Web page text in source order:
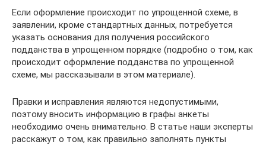
Если оформление происходит по упрощенной схеме, в
заявлении, кроме стандартных данных, потребуется
указать основания для получения российского
подданства в упрощенном порядке (подробно о том, как
происходит оформление подданства по упрощенной
схеме, мы рассказывали в этом материале).
Правки и исправления являются недопустимыми,
поэтому вносить информацию в графы анкеты
необходимо очень внимательно. В статье наши эксперты
расскажут о том, как правильно заполнять пункты